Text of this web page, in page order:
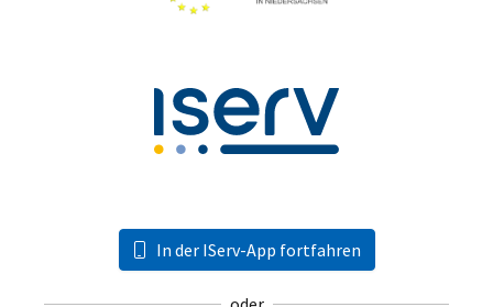
In der IServ-App fortfahren